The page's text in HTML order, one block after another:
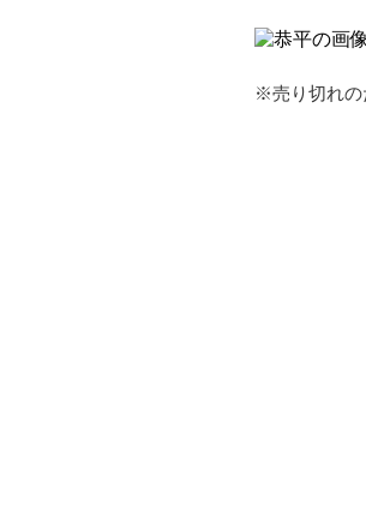
※売り切れの